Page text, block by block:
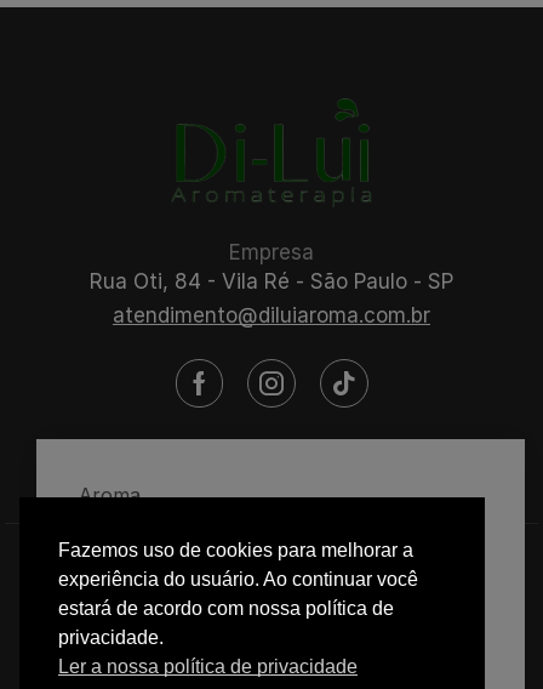
Aroma
Adicionar Ao Carrinho
Empresa
Rua Oti, 84 - Vila Ré - São Paulo - SP
atendimento@diluiaroma.com.br
© 2025 Di-Lui Aromaterapia
Fazemos uso de cookies para melhorar a
experiência do usuário. Ao continuar você
estará de acordo com nossa política de
privacidade.
Ler a nossa política de privacidade